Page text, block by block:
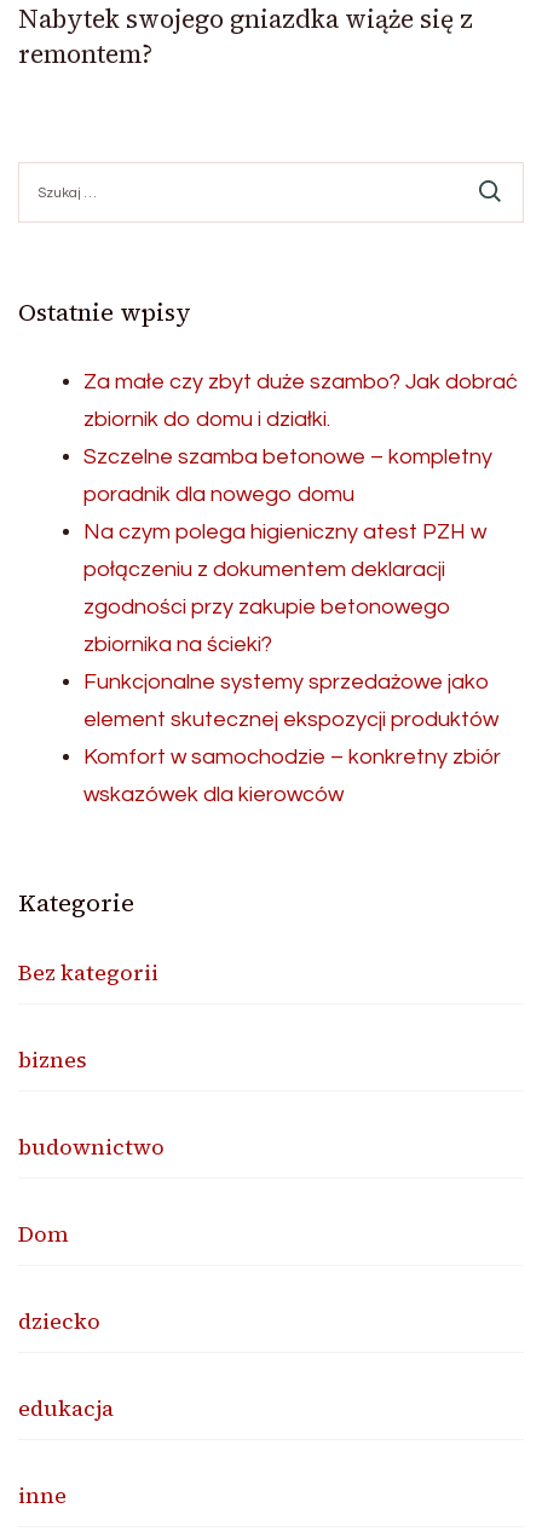
Nabytek swojego gniazdka wiąże się z
remontem?
Ostatnie wpisy
Za małe czy zbyt duże szambo? Jak dobrać
zbiornik do domu i działki.
Szczelne szamba betonowe – kompletny
poradnik dla nowego domu
Na czym polega higieniczny atest PZH w
połączeniu z dokumentem deklaracji
zgodności przy zakupie betonowego
zbiornika na ścieki?
Funkcjonalne systemy sprzedażowe jako
element skutecznej ekspozycji produktów
Komfort w samochodzie – konkretny zbiór
wskazówek dla kierowców
Kategorie
Bez kategorii
biznes
budownictwo
Dom
dziecko
edukacja
inne